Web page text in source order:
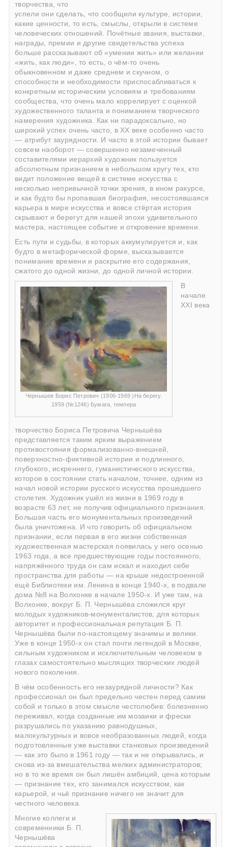
творчества, что
успели они сделать, что сообщили культуре, истории,
какие ценности, то есть, смыслы, открыли в системе
человеческих отношений. Почётные звания, выставки,
награды, премии и другие свидетельства успеха
больше рассказывают об «умении жить» или желании
«жить, как люди», то есть, о чём-то очень
обыкновенном и даже среднем и скучном, о
способности и необходимости приспосабливаться к
конкретным историческим условиям и требованиям
сообщества, что очень мало коррелирует с оценкой
художественного таланта и пониманием творческого
намерения художника. Как ни парадоксально, но
широкий успех очень часто, в ХХ веке особенно часто
— атрибут заурядности. И часто в этой истории бывает
совсем наоборот — совершенно незамеченный
составителями иерархий художник пользуется
абсолютным признанием в небольшом кругу тех, кто
видит положение вещей в системе искусства с
несколько непривычной точки зрения, в ином ракурсе,
и как будто бы пропавшая биография, несостоявшаяся
карьера в мире искусства и вовсе стёртая история
скрывают и берегут для нашей эпохи удивительного
мастера, настоящее событие и откровение времени.
Есть пути и судьбы, в которых аккумулируется и, как
будто в метафорической форме, высказывается
понимание времени и раскрытие его содержания,
сжатого до одной жизни, до одной личной истории.
Чернышев Борис Петрович (1906-1969 )На берегу.
1959 (№1246) Бумага, темпера
В
начале
ХХI века
творчество Бориса Петровича Чернышёва
представляется таким ярким выражением
противостояния формализованно-внешней,
поверхностно-фиктивной истории и подлинного,
глубокого, искреннего, гуманистического искусства,
которое в состоянии стать началом, точнее, одним из
начал новой истории русского искусства прошедшего
столетия. Художник ушёл из жизни в 1969 году в
возрасте 63 лет, не получив официального признания.
Большая часть его монументальных произведений
была уничтожена. И что говорить об официальном
признании, если первая в его жизни собственная
художественная мастерская появилась у него осенью
1963 года, а все предшествующие годы постоянного,
напряжённого труда он сам искал и находил себе
пространства для работы — на крыше недостроенной
ещё Библиотеки им. Ленина в конце 1940-х, в подвале
дома №8 на Волхонке в начале 1950-х. И уже там, на
Волхонке, вокруг Б. П. Чернышёва сложился круг
молодых художников-монументалистов, для которых
авторитет и профессиональная репутация Б. П.
Чернышёва были по-настоящему значимы и велики.
Уже в конце 1950-х он стал почти легендой в Москве,
сильным художником и исключительным человеком в
глазах самостоятельно мыслящих творческих людей
нового поколения.
В чём особенность его незаурядной личности? Как
профессионал он был предельно честен перед самим
собой и только в этом смысле честолюбив: болезненно
переживал, когда созданные им мозаики и фрески
разрушались по указанию равнодушных,
малокультурных и вовсе необразованных людей, когда
подготовленные уже выставки станковых произведений
— как это было в 1961 году — так и не открывались, и
снова из-за вмешательства мелких администраторов;
но в то же время он был лишён амбиций, цена которым
— признание тех, кто занимался искусством, как
карьерой, и чьё признание ничего не значит для
честного человека.
Многие коллеги и
современники Б. П.
Чернышёва